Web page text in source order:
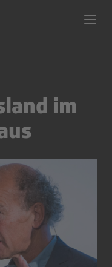
im